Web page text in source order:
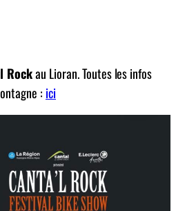
Rockau Lioran. Toutes les infos
: ici